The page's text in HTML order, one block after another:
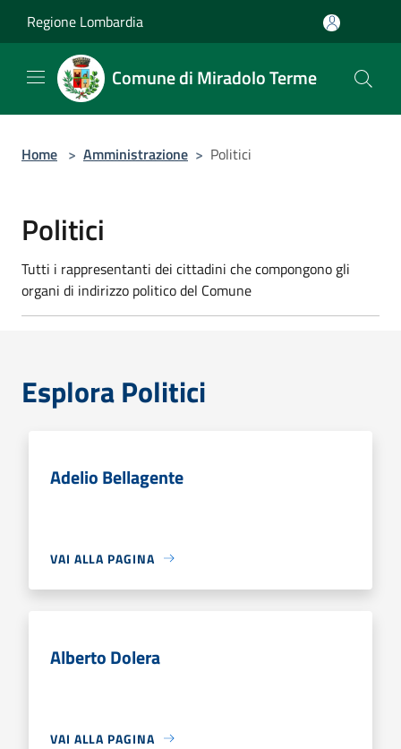
Regione Lombardia
Comune di Miradolo Terme
Home > Amministrazione > Politici
Politici
Tutti i rappresentanti dei cittadini che compongono gli
organi di indirizzo politico del Comune
Esplora Politici
Adelio Bellagente
VAI ALLA PAGINA
Alberto Dolera
VAI ALLA PAGINA